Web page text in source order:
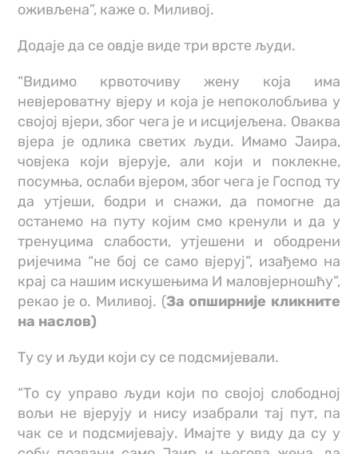
оживљена”, каже о. Миливој.
Додаје да се овдје виде три врсте људи.
“Видимо крвоточиву жену која има
невјероватну вјеру и која је непоколобљива у
својој вјери, због чега је и исцијељена. Оваква
вјера је одлика светих људи. Имамо Јаира,
човјека који вјерује, али који и поклекне,
посумња, ослаби вјером, због чега је Господ ту
да утјеши, бодри и снажи, да помогне да
останемо на путу којим смо кренули и да у
тренуцима слабости, утјешени и ободрени
ријечима “не бој се само вјеруј”, изађемо на
крај са нашим искушењима И маловјерношћу”,
рекао је о. Миливој. (За опширније кликните
на наслов)
Ту су и људи који су се подсмијевали.
“То су управо људи који по својој слободној
вољи не вјерују и нису изабрали тај пут, па
чак се и подсмијевају. Имајте у виду да су у